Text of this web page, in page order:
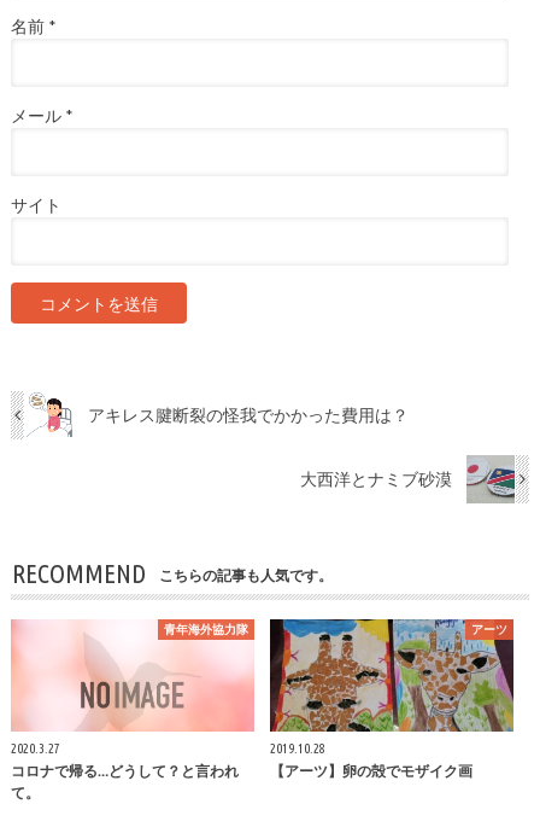
名前 *
メール *
サイト
アキレス腱断裂の怪我でかかった費用は？
大西洋とナミブ砂漠
RECOMMEND こちらの記事も人気です。
青年海外協力隊
2020.3.27
コロナで帰る…どうして？と言われ
て。
アーツ
2019.10.28
【アーツ】卵の殻でモザイク画